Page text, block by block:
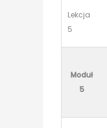
Lekcja
5
Moduł
5